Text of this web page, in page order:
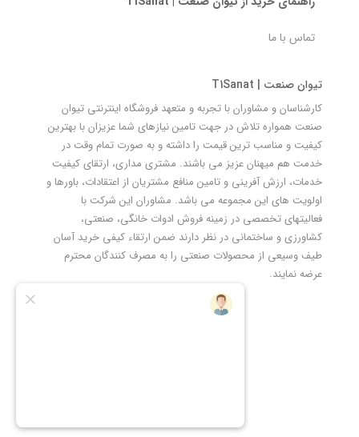
تماس با ما
تیوان صنعت | T1Sanat
کارشناسان و مشاوران با تجربه و متعهد فروشگاه اینترنتی تیوان
صنعت همواره تلاش در جهت تامین نیازهای شما عزیزان با بهترین
کیفیت و مناسب ترین قیمت را داشته و به صورت تمام وقت در
خدمت هم میهنان عزیز می باشند. مشتری مداری، ارتقای کیفیت
خدمات، ارزش آفرینی و تامین منافع مشتریان از اعتقادات، باورها و
اولویت های این مجموعه می باشد. مشاوران این شرکت با
فعالیتهای تخصصی در زمینه فروش ادوات خانگی، صنعتی،
کشاورزی و ساختمانی در نظر دارند ضمن ارتقاء کیفی خرید آسان
طیف وسیعی از محصولات صنعتی را به مصرف کنندگان محترم
عرضه نمایند.